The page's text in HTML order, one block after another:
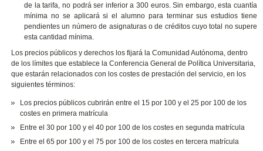
de la tarifa, no podrá ser inferior a 300 euros.Sin embargo, esta cuantía
mínima no se aplicará si el alumno para terminar sus estudios tiene
pendientes un número de asignaturas o de créditos cuyo total no supere
esta cantidad mínima.
Los precios públicos y derechos los fijará la Comunidad Autónoma, dentro
de los límites que establece la Conferencia General de Política Universitaria,
que estarán relacionados con los costes de prestación del servicio, en los
siguientes términos:
Los precios públicos cubrirán entre el 15 por 100 y el 25 por 100 de los
costes en primera matrícula
Entre el 30 por 100 y el 40 por 100 de los costes en segunda matrícula
Entre el 65 por 100 y el 75 por 100 de los costes en tercera matrícula